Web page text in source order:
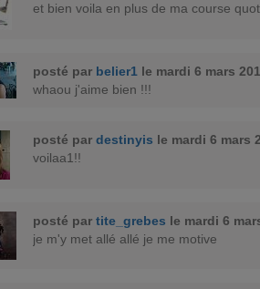
et bien voila en plus de ma course
posté par belier1 le mardi 6 mars
whaou j'aime bien !!!
posté par destinyis le mardi 6 mars
voilaa1!!
posté par tite_grebes le mardi 6
je m'y met allé allé je me motive